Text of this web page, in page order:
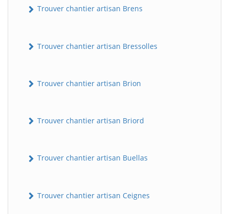
Trouver chantier artisan Brens
Trouver chantier artisan Bressolles
Trouver chantier artisan Brion
Trouver chantier artisan Briord
Trouver chantier artisan Buellas
Trouver chantier artisan Ceignes